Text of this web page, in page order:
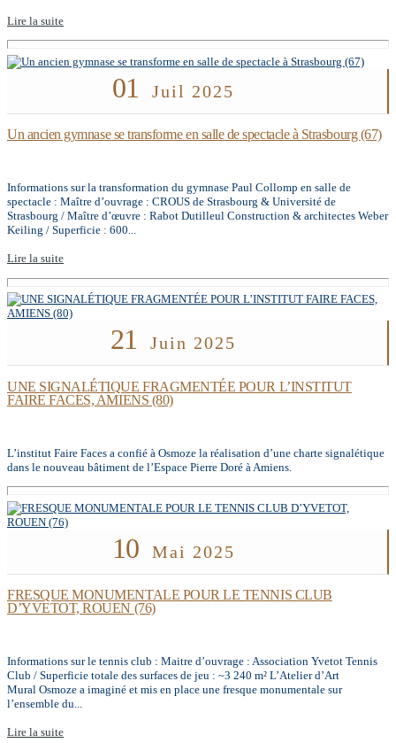
Lire la suite
01 Juil 2025
Un ancien gymnase se transforme en salle de spectacle à Strasbourg (67)
Informations sur la transformation du gymnase Paul Collomp en salle de
spectacle : Maître d’ouvrage : CROUS de Strasbourg & Université de
Strasbourg / Maître d’œuvre : Rabot Dutilleul Construction & architectes Weber
Keiling / Superficie : 600...
Lire la suite
21 Juin 2025
UNE SIGNALÉTIQUE FRAGMENTÉE POUR L’INSTITUT
FAIRE FACES, AMIENS (80)
L’institut Faire Faces a confié à Osmoze la réalisation d’une charte signalétique
dans le nouveau bâtiment de l’Espace Pierre Doré à Amiens.
10 Mai 2025
FRESQUE MONUMENTALE POUR LE TENNIS CLUB
D’YVETOT, ROUEN (76)
Informations sur le tennis club : Maitre d’ouvrage : Association Yvetot Tennis
Club / Superficie totale des surfaces de jeu : ~3 240 m² L’Atelier d’Art
Mural Osmoze a imaginé et mis en place une fresque monumentale sur
l’ensemble du...
Lire la suite